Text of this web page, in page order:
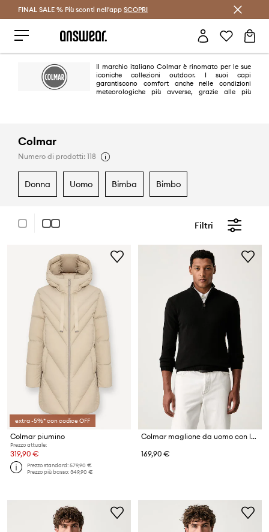
Risparmia con Answear Club >
FINAL SALE % Più sconti nell'app SCOPRI
Il marchio italiano Colmar è rinomato per le sue
iconiche collezioni outdoor. I suoi capi
garantiscono comfort anche nelle condizioni
meteorologiche più avverse, grazie alle più
Colmar
Numero di prodotti: 118
donna uomo bimba bimbo
Filtri
extra -5%* con codice OFF
Colmar piumino
Prezzo attuale:
319,90 €
Prezzo standard:579,90 €
Prezzo più basso:349,90 €
Colmar maglione da uomo con lana
169,90 €